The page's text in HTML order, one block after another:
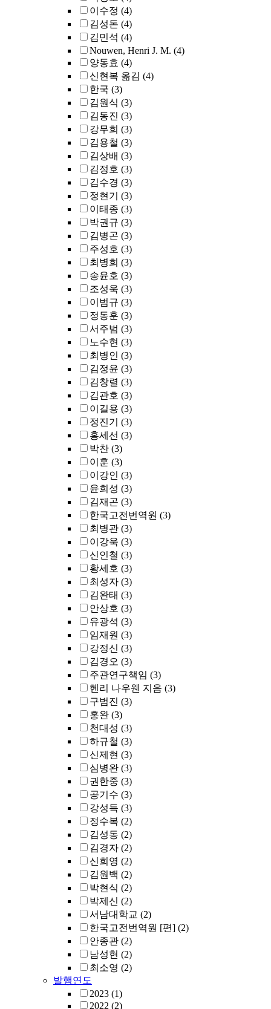
이수정 (4)
김성돈 (4)
김민석 (4)
Nouwen, Henri J. M. (4)
양동효 (4)
신현복 옮김 (4)
한국 (3)
김원식 (3)
김동진 (3)
강무희 (3)
김용철 (3)
김상배 (3)
김정호 (3)
김수경 (3)
정현기
(3)
이태종 (3)
박권규 (3)
김병곤 (3)
주성호 (3)
최병희 (3)
송윤호 (3)
조성욱 (3)
이범규 (3)
정동훈 (3)
서주범 (3)
노수현 (3)
최병인 (3)
김정윤 (3)
김창렬 (3)
김관호 (3)
이길용 (3)
정진기
(3)
홍세선 (3)
박찬 (3)
이훈 (3)
이강인 (3)
윤희성 (3)
김재곤 (3)
한국고전번역원 (3)
최병관 (3)
이강욱 (3)
신인철 (3)
황세호 (3)
최성자 (3)
김완태 (3)
안상호 (3)
유광석 (3)
임재원 (3)
강정신 (3)
김경오 (3)
주관연구책임 (3)
헨리 나우웬 지음 (3)
구범진 (3)
홍완 (3)
천대성 (3)
하규철 (3)
신제현 (3)
심병완 (3)
권한중 (3)
공기수 (3)
강성득 (3)
정수복 (2)
김성동 (2)
김경자 (2)
신희영 (2)
김원백 (2)
박현식 (2)
박제신 (2)
서남대학교 (2)
한국고전번역원 [편] (2)
안종관 (2)
남성현 (2)
최소영 (2)
발행연도
2023 (1)
2022 (2)